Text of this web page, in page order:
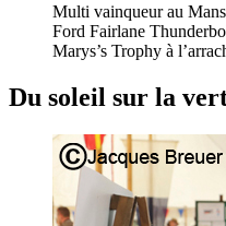
Multi vainqueur au
Ford Fairlane
Marys’s Trophy à
Du soleil sur la